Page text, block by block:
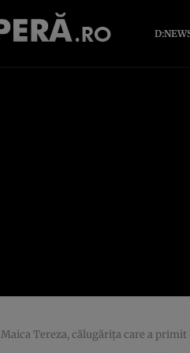
Maica Tereza, călugăriţa care a